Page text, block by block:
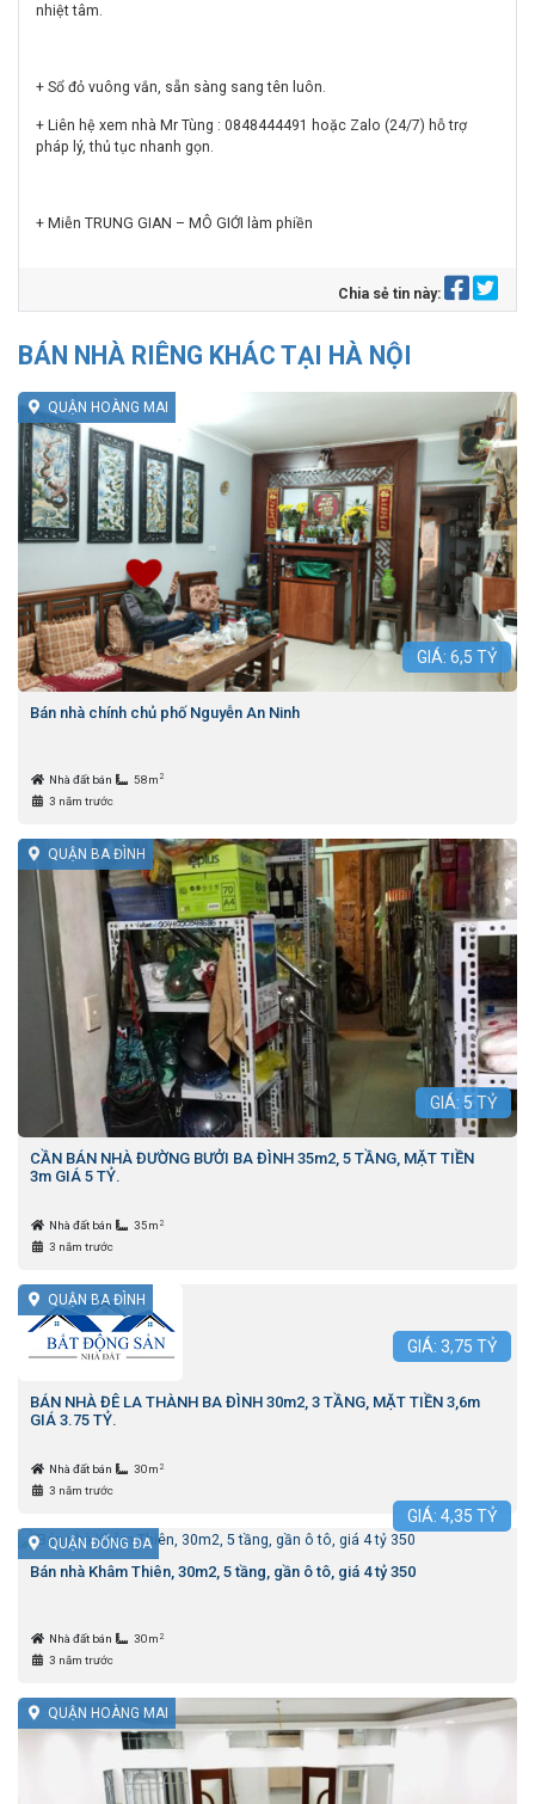
nhiệt tâm.
+ Sổ đỏ vuông vắn, sẵn sàng sang tên luôn.
+ Liên hệ xem nhà Mr Tùng : 0848444491 hoặc Zalo (24/7) hỗ trợ
pháp lý, thủ tục nhanh gọn.
+ Miễn TRUNG GIAN – MÔ GIỚI làm phiền
Chia sẻ tin này:
BÁN NHÀ RIÊNG KHÁC TẠI HÀ NỘI
QUẬN HOÀNG MAI
GIÁ: 6,5 TỶ
Bán nhà chính chủ phố Nguyễn An Ninh
Nhà đất bán 58m 2
3 năm trước
QUẬN BA ĐÌNH
GIÁ: 5 TỶ
CẦN BÁN NHÀ ĐƯỜNG BƯỞI BA ĐÌNH 35m2, 5 TẦNG, MẶT TIỀN
3m GIÁ 5 TỶ.
Nhà đất bán 35m 2
3 năm trước
QUẬN BA ĐÌNH
GIÁ: 3,75 TỶ
BÁN NHÀ ĐÊ LA THÀNH BA ĐÌNH 30m2, 3 TẦNG, MẶT TIỀN 3,6m
GIÁ 3.75 TỶ.
Nhà đất bán 30m 2
3 năm trước
QUẬN ĐỐNG ĐA
GIÁ: 4,35 TỶ
Bán nhà Khâm Thiên, 30m2, 5 tầng, gần ô tô, giá 4 tỷ 350
Nhà đất bán 30m 2
3 năm trước
QUẬN HOÀNG MAI